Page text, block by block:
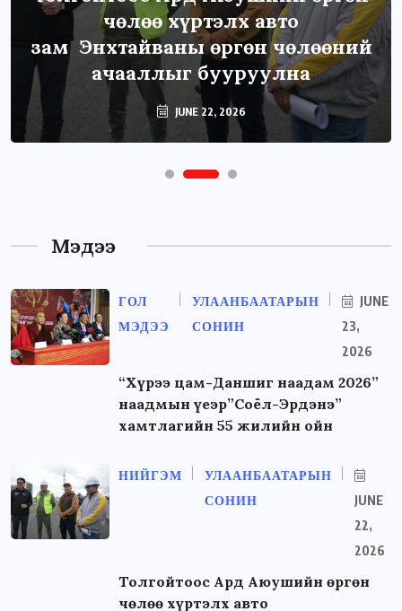
чөлөө хүртэлх авто
зам Энхтайваны өргөн чөлөөний
ачааллыг бууруулна
JUNE 22, 2026
Мэдээ
ГОЛ
МЭДЭЭ
УЛААНБААТАРЫН
СОНИН
JUNE
23,
2026
“Хүрээ цам-Даншиг наадам 2026”
наадмын үеэр”Соёл-Эрдэнэ”
хамтлагийн 55 жилийн ойн
НИЙГЭМ
УЛААНБААТАРЫН
СОНИН
JUNE
22,
2026
Толгойтоос Ард Аюушийн өргөн
чөлөө хүртэлх авто